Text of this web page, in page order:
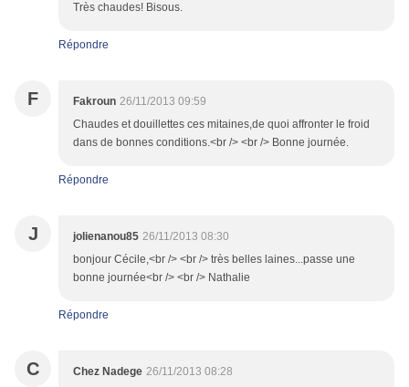
Très chaudes! Bisous.
Répondre
F Fakroun 26/11/2013 09:59
Chaudes et douillettes ces mitaines,de quoi affronter le froid
dans de bonnes conditions.<br /> <br /> Bonne journée.
Répondre
J jolienanou85 26/11/2013 08:30
bonjour Cécile,<br /> <br /> très belles laines...passe une
bonne journée<br /> <br /> Nathalie
Répondre
C Chez Nadege 26/11/2013 08:28